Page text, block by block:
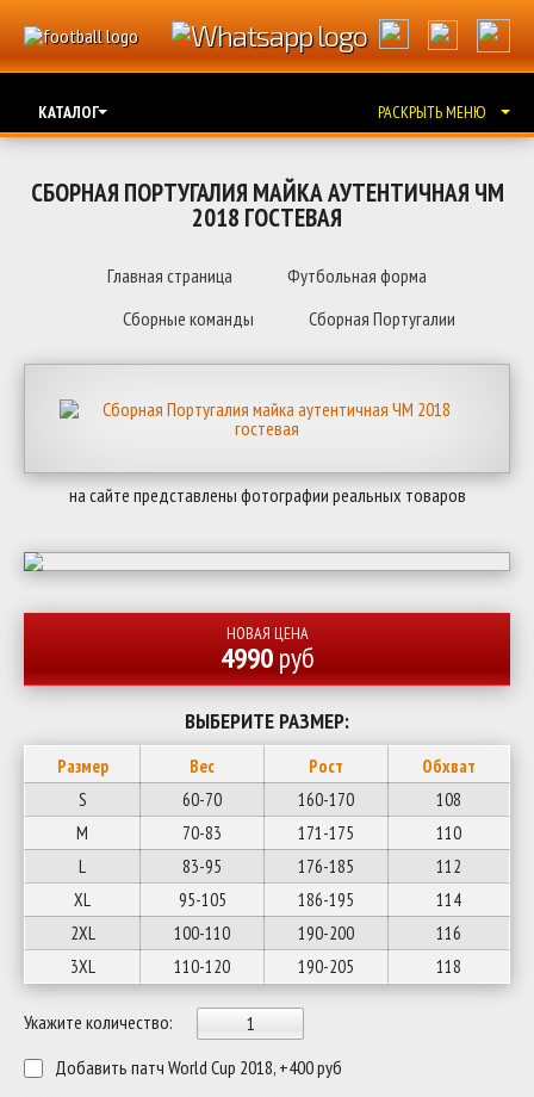
КАТАЛОГ РАСКРЫТЬ МЕНЮ
СБОРНАЯ ПОРТУГАЛИЯ МАЙКА АУТЕНТИЧНАЯ ЧМ
2018 ГОСТЕВАЯ
Главная страница
Футбольная форма
Сборные команды
Сборная Португалии
на сайте представлены фотографии реальных товаров
НОВАЯ ЦЕНА
4990руб
ВЫБЕРИТЕ РАЗМЕР:
Размер Вес Рост
Обхват
S
60-70 160-170
108
M
70-83 171-175
110
L
83-95 176-185
112
XL
95-105 186-195
114
2XL
100-110 190-200
116
3XL
110-120 190-205 118
Укажите количество:
Добавить патч World Cup 2018, +400 руб